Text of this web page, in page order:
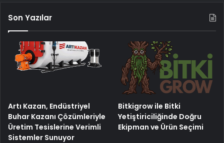
Son Yazılar
Artı Kazan, Endüstriyel
Buhar Kazanı Çözümleriyle
Üretim Tesislerine Verimli
Sistemler Sunuyor
Bitkigrow ile Bitki
Yetiştiriciliğinde Doğru
Ekipman ve Ürün Seçimi